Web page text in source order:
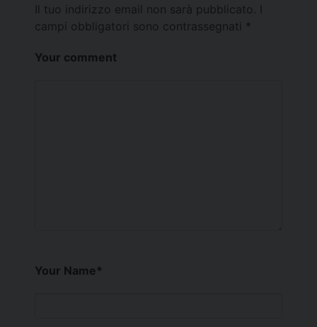
Il tuo indirizzo email non sarà pubblicato.
campi obbligatori sono contrassegnati *
Your comment
Your Name*